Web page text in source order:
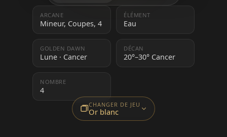
ARCANE
Mineur, Coupes, 4
ÉLÉMENT
Eau
GOLDEN DAWN
Lune · Cancer
DÉCAN
20°–30° Cancer
NOMBRE
4
CHANGER DE JEU
Or blanc